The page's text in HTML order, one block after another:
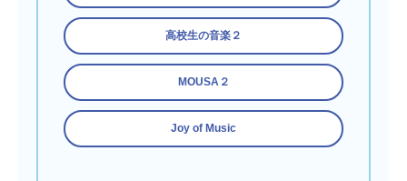
高校生の音楽２
MOUSA２
Joy of Music